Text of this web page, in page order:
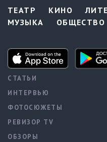
ТЕАТР КИНО
МУЗЫКА
ОБЩЕСТВО
СТАТЬИ
ИНТЕРВЬЮ
ФОТОСЮЖЕТЫ
РЕВИЗОР TV
ОБЗОРЫ